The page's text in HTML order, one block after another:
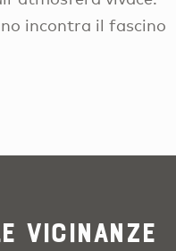
incontra il fascino
vicinanze